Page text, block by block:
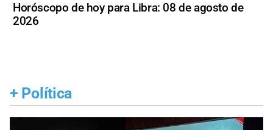
Horóscopo de hoy para Libra: 08 de agosto de
2026
+ Política